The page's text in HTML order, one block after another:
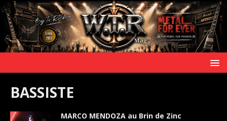
BASSISTE
MARCO MENDOZA au Brin de Zinc